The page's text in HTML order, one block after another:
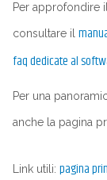
Per approfondire
consultare il
faq dedicate al
Per una
anche la pagina
Link utili: pagina